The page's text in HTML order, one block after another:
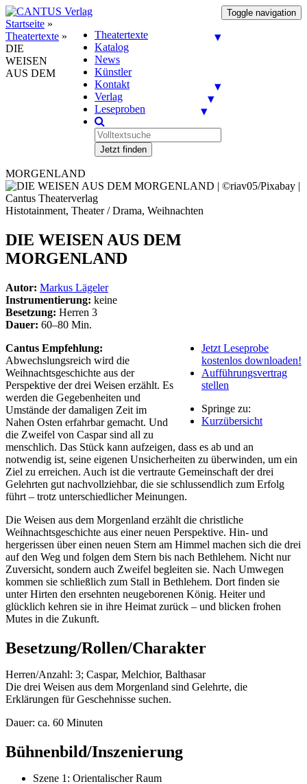
Toggle navigation
Theatertexte
Katalog
News
Künstler
Kontakt
Verlag
Leseproben
Jetzt finden
Startseite »
Theatertexte »
DIE
WEISEN
AUS DEM
MORGENLAND
Histotainment, Theater / Drama, Weihnachten
DIE WEISEN AUS DEM
MORGENLAND
Autor: Markus Lägeler
Instrumentierung: keine
Besetzung: Herren 3
Dauer: 60–80 Min.
Jetzt Leseprobe
kostenlos downloaden!
Aufführungsvertrag
stellen
Springe zu:
Kurzübersicht
Cantus Empfehlung:
Abwechslungsreich wird die
Weihnachtsgeschichte aus der
Perspektive der drei Weisen erzählt. Es
werden die Gegebenheiten und
Umstände der damaligen Zeit im
Nahen Osten erfahrbar gemacht. Und
die Zweifel von Caspar sind all zu
menschlich. Das Stück kann aufzeigen, dass es ab und an
notwendig ist, seine eigenen Unsicherheiten zu überwinden, um ein
Ziel zu erreichen. Auch ist die vertraute Gemeinschaft der drei
Gelehrten gut nachvollziehbar, die sie schlussendlich zum Erfolg
führt – trotz unterschiedlicher Meinungen.
Die Weisen aus dem Morgenland erzählt die christliche
Weihnachtsgeschichte aus einer neuen Perspektive. Hin- und
hergerissen über einen neuen Stern am Himmel machen sich die drei
auf den Weg und folgen dem Stern bis nach Bethlehem. Nicht nur
Zuversicht, sondern auch Zweifel begleiten sie. Nach Umwegen
kommen sie schließlich zum Stall in Bethlehem. Dort finden sie
unter Hirten den ersehnten neugeborenen König. Heiter und
glücklich kehren sie in ihre Heimat zurück – und blicken frohen
Mutes in die Zukunft.
Besetzung/Rollen/Charakter
Herren/Anzahl: 3; Caspar, Melchior, Balthasar
Die drei Weisen aus dem Morgenland sind Gelehrte, die
Erklärungen für Geschehnisse suchen.
Dauer: ca. 60 Minuten
Bühnenbild/Inszenierung
Szene 1: Orientalischer Raum